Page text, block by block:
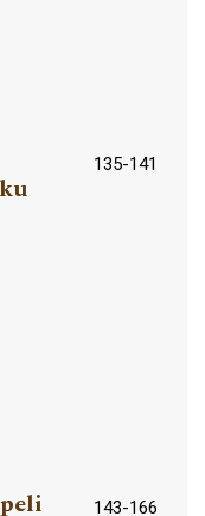
135-141
143-166